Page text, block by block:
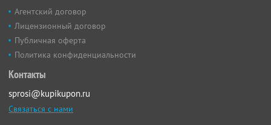
Агентский договор
Лицензионный договор
Публичная оферта
Политика конфиденциальности
Контакты
sprosi@kupikupon.ru
Связаться с нами